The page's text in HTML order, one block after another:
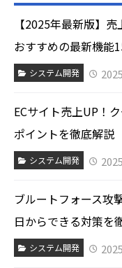
【2025年最新版】
おすすめの最新機能
システム開発
ECサイト売上UP！
ポイントを徹底解説
システム開発
ブルートフォース攻
日からできる対策を
システム開発